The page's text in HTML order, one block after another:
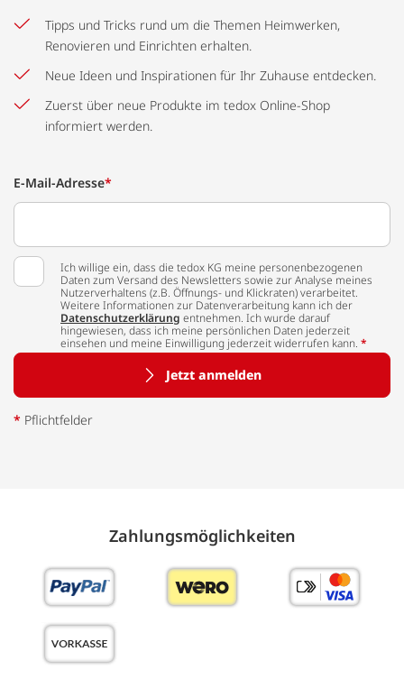
Tipps und Tricks rund um die Themen Heimwerken,
Renovieren und Einrichten erhalten.
Neue Ideen und Inspirationen für Ihr Zuhause entdecken.
Zuerst über neue Produkte im tedox Online-Shop
informiert werden.
E-Mail-Adresse*
Ich willige ein, dass die tedox KG meine personenbezogenen
Daten zum Versand des Newsletters sowie zur Analyse meines
Nutzerverhaltens (z.B. Öffnungs- und Klickraten) verarbeitet.
Weitere Informationen zur Datenverarbeitung kann ich der
Datenschutzerklärung entnehmen. Ich wurde darauf
hingewiesen, dass ich meine persönlichen Daten jederzeit
einsehen und meine Einwilligung jederzeit widerrufen kann. *
Jetzt anmelden
* Pflichtfelder
Zahlungs­möglich­keiten